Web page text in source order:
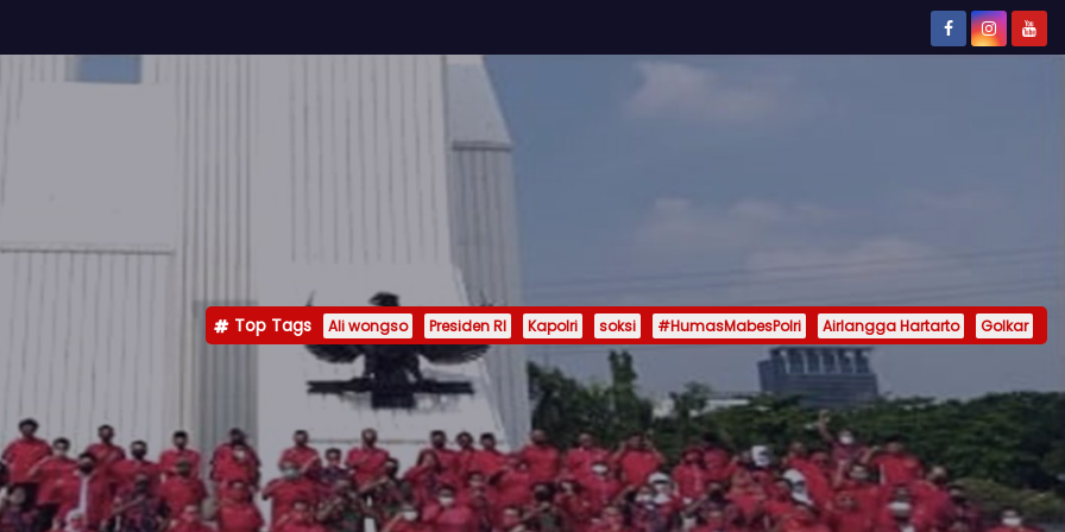
Top Tags Ali wongso Presiden RI Kapolri soksi #HumasMabesPolri Airlangga Hartarto Golkar